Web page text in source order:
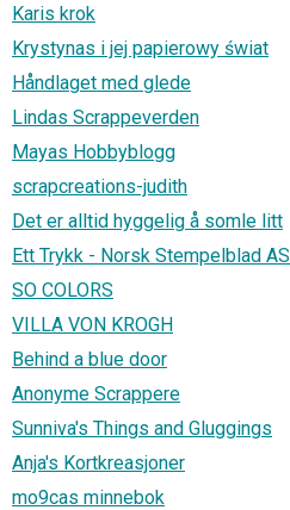
Karis krok
Krystynas i jej papierowy świat
Håndlaget med glede
Lindas Scrappeverden
Mayas Hobbyblogg
scrapcreations-judith
Det er alltid hyggelig å somle litt
Ett Trykk - Norsk Stempelblad AS
SO COLORS
VILLA VON KROGH
Behind a blue door
Anonyme Scrappere
Sunniva's Things and Gluggings
Anja's Kortkreasjoner
mo9cas minnebok